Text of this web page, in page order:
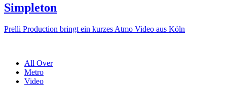
Simpleton
Prelli Production bringt ein kurzes Atmo Video aus Köln
All Over
Metro
Video